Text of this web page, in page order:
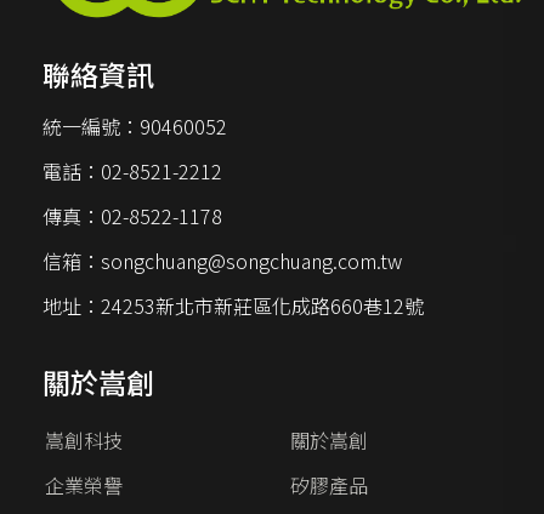
聯絡資訊
統一編號： 90460052
電話： 02-8521-2212
傳真： 02-8522-1178
信箱：songchuang@songchuang.com.tw
地址：24253新北市新莊區化成路660巷12號
關於嵩創
嵩創科技
關於嵩創
企業榮譽
矽膠產品